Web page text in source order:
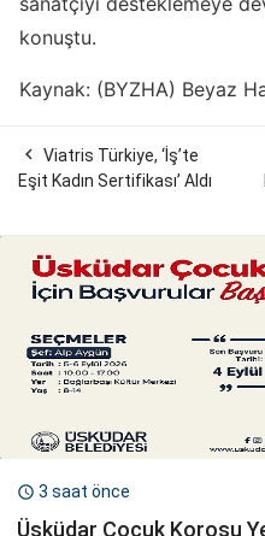
konuştu.
Kaynak: (BYZHA) Beyaz
 Viatris Türkiye, ‘İş’te
Eşit Kadın Sertifikası’ Aldı
 3 saat önce
Üsküdar Çocuk Korosu